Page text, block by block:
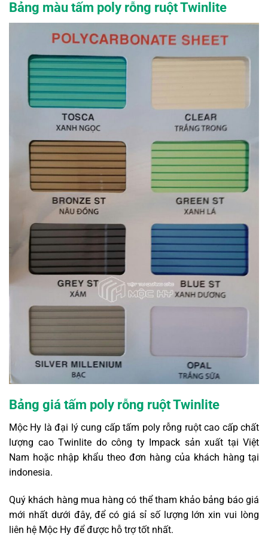
Bảng màu tấm poly rỗng ruột Twinlite
Bảng giá tấm poly rỗng ruột Twinlite
Mộc Hy là đại lý cung cấp tấm poly rỗng ruột cao cấp chất
lượng cao Twinlite do công ty Impack sản xuất tại Việt
Nam hoặc nhập khẩu theo đơn hàng của khách hàng tại
indonesia.
Quý khách hàng mua hàng có thể tham khảo bảng báo giá
mới nhất dưới đây, để có giá sỉ số lượng lớn xin vui lòng
liên hệ Mộc Hy để được hỗ trợ tốt nhất.